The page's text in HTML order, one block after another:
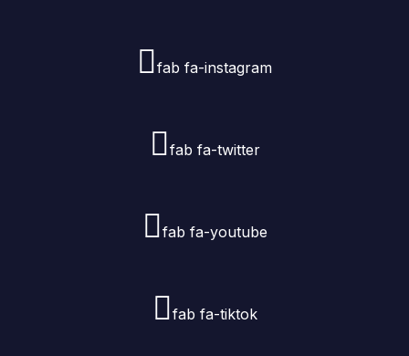
fab fa-instagram
fab fa-twitter
fab fa-youtube
fab fa-tiktok